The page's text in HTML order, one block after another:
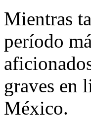
Mientras
período
graves en
México.